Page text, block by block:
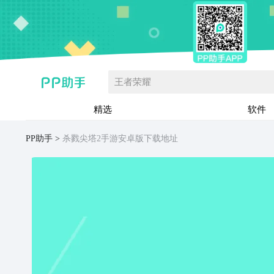
王者荣耀
精选 软件
PP助手 杀戮尖塔2手游安卓版下载地址